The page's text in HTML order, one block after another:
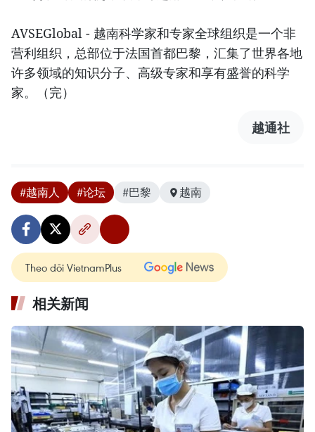
AVSEGlobal - 越南科学家和专家全球组织是一个非
营利组织，总部位于法国首都巴黎，汇集了世界各地
许多领域的知识分子、高级专家和享有盛誉的科学
家。（完）
越通社
#越南人 #论坛 #巴黎 越南
Theo dõi VietnamPlus
相关新闻